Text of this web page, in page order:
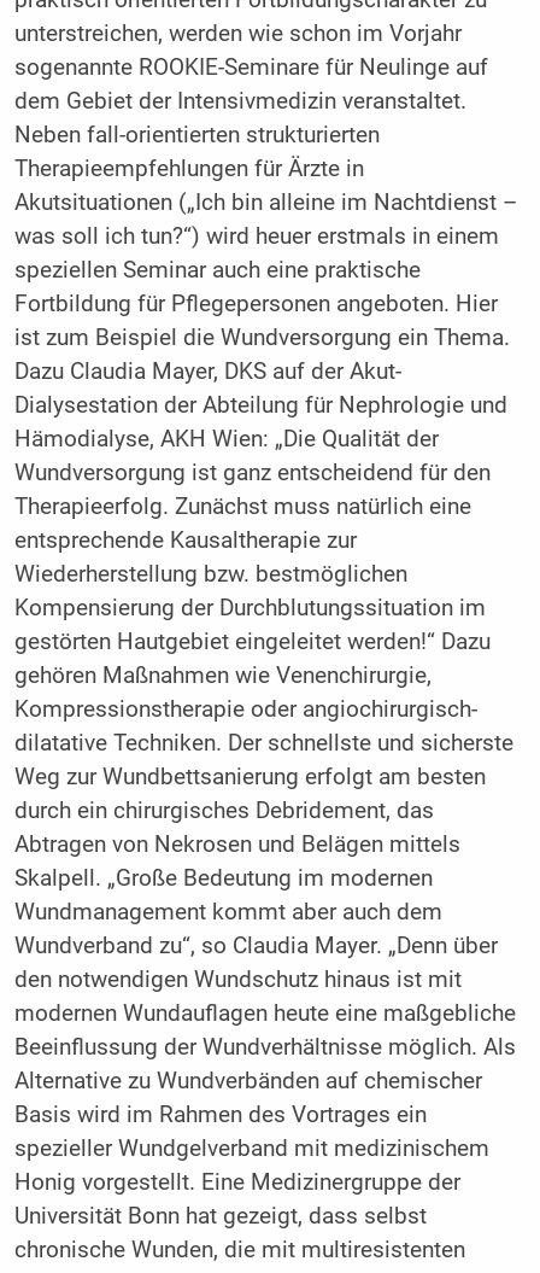
unterstreichen, werden wie schon im Vorjahr
sogenannte ROOKIE-Seminare für Neulinge auf
dem Gebiet der Intensivmedizin veranstaltet.
Neben fall-orientierten strukturierten
Therapieempfehlungen für Ärzte in
Akutsituationen („Ich bin alleine im Nachtdienst –
was soll ich tun?“) wird heuer erstmals in einem
speziellen Seminar auch eine praktische
Fortbildung für Pflegepersonen angeboten. Hier
ist zum Beispiel die Wundversorgung ein Thema.
Dazu Claudia Mayer, DKS auf der Akut-
Dialysestation der Abteilung für Nephrologie und
Hämodialyse, AKH Wien: „Die Qualität der
Wundversorgung ist ganz entscheidend für den
Therapieerfolg. Zunächst muss natürlich eine
entsprechende Kausaltherapie zur
Wiederherstellung bzw. bestmöglichen
Kompensierung der Durchblutungssituation im
gestörten Hautgebiet eingeleitet werden!“ Dazu
gehören Maßnahmen wie Venenchirurgie,
Kompressionstherapie oder angiochirurgisch-
dilatative Techniken. Der schnellste und sicherste
Weg zur Wundbettsanierung erfolgt am besten
durch ein chirurgisches Debridement, das
Abtragen von Nekrosen und Belägen mittels
Skalpell. „Große Bedeutung im modernen
Wundmanagement kommt aber auch dem
Wundverband zu“, so Claudia Mayer. „Denn über
den notwendigen Wundschutz hinaus ist mit
modernen Wundauflagen heute eine maßgebliche
Beeinflussung der Wundverhältnisse möglich. Als
Alternative zu Wundverbänden auf chemischer
Basis wird im Rahmen des Vortrages ein
spezieller Wundgelverband mit medizinischem
Honig vorgestellt. Eine Medizinergruppe der
Universität Bonn hat gezeigt, dass selbst
chronische Wunden, die mit multiresistenten